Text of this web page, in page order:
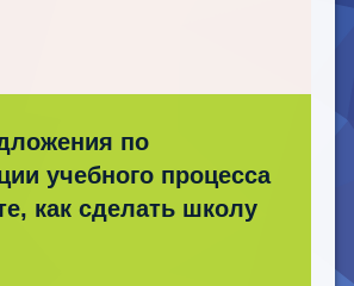
по
учебного процесса
как сделать школу